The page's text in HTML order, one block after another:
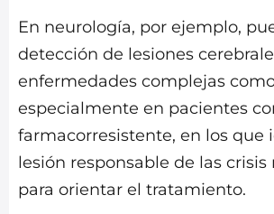
En neurología, por ejemplo,
detección de lesiones
enfermedades complejas
especialmente en pacientes
farmacorresistente, en los que
lesión responsable de las crisis
para orientar el tratamiento.